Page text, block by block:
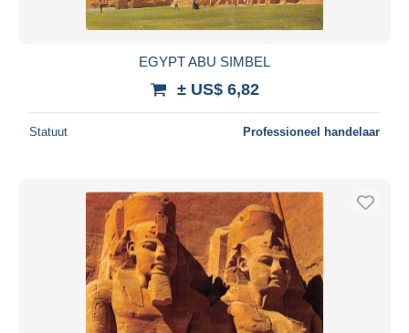
EGYPT ABU SIMBEL
± US$ 6,82
Statuut Professioneel handelaar